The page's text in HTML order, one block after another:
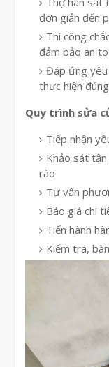
đơn giản đến
Thi công
đảm bảo an
Đáp ứng yêu
thực hiện
Quy trình sửa
Tiếp nhận
Khảo sát
rào
Tư vấn
Báo giá chi
Tiến hành
Kiểm tra,